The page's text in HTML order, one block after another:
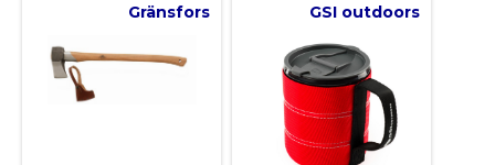
Gränsfors GSI outdoors